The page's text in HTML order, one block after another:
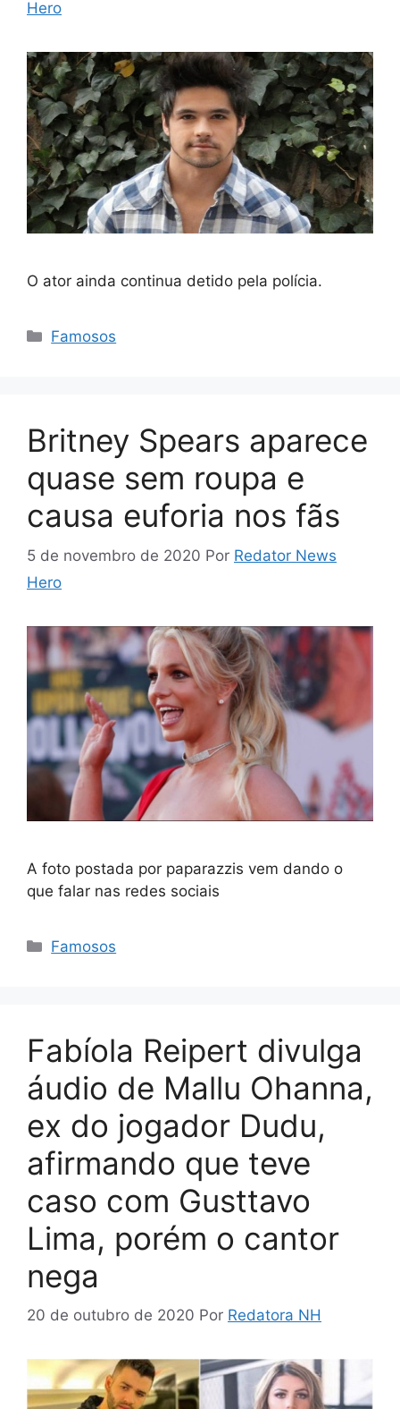
Hero
O ator ainda continua detido pela polícia.
Categorias
Famosos
Britney Spears aparece
quase sem roupa e
causa euforia nos fãs
5 de novembro de 2020 Por Redator News
Hero
A foto postada por paparazzis vem dando o
que falar nas redes sociais
Categorias
Famosos
Fabíola Reipert divulga
áudio de Mallu Ohanna,
ex do jogador Dudu,
afirmando que teve
caso com Gusttavo
Lima, porém o cantor
nega
20 de outubro de 2020 Por Redatora NH